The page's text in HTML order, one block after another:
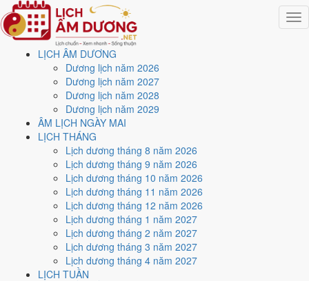
LỊCH ÂM DƯƠNG
Dương lịch năm 2026
Dương lịch năm 2027
Dương lịch năm 2028
Dương lịch năm 2029
ÂM LỊCH NGÀY MAI
LỊCH THÁNG
Lịch dương tháng 8 năm 2026
Lịch dương tháng 9 năm 2026
Lịch dương tháng 10 năm 2026
Lịch dương tháng 11 năm 2026
Lịch dương tháng 12 năm 2026
Lịch dương tháng 1 năm 2027
Lịch dương tháng 2 năm 2027
Lịch dương tháng 3 năm 2027
Lịch dương tháng 4 năm 2027
LỊCH TUẦN
Trang chủ
Lịch năm 2026
Tháng 7/2026
Ngày 19/7/2026 (Giáp Ngọ)
Xem ngày19/7/2026
lịch - Ngày 6/6 âm lịch
(Giáp Ngọ) tốt hay xấu?
Ngày 19/7/2026 dương lịch (Chủ Nhật) là ngày 6/6/2026 âm lịch
Giáp Ngọ - Can sinh Chi, Trực Bế, Sao Tinh, nạp âm Sa
Trung Kim. Tổng hòa, đây làNgày Đại Hung
cho các việc quan trọng. Giờ Hoàng Đạo trong ngày:
Mão, Ngọ, Thân, Dậu